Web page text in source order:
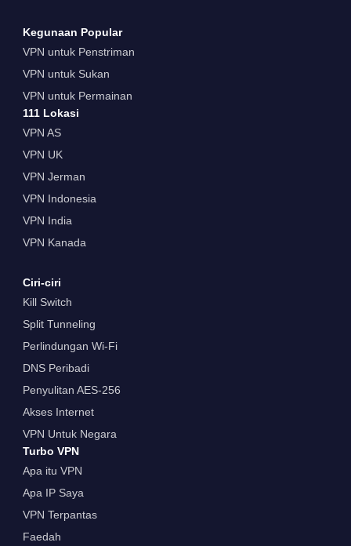
Kegunaan Popular
VPN untuk Penstriman
VPN untuk Sukan
VPN untuk Permainan
111 Lokasi
VPN AS
VPN UK
VPN Jerman
VPN Indonesia
VPN India
VPN Kanada
Ciri-ciri
Kill Switch
Split Tunneling
Perlindungan Wi-Fi
DNS Peribadi
Penyulitan AES-256
Akses Internet
VPN Untuk Negara
Turbo VPN
Apa itu VPN
Apa IP Saya
VPN Terpantas
Faedah